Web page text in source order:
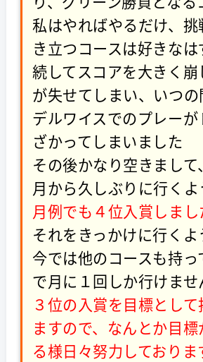
私はやればやるだけ、挑
き立つコースは好きな
続してスコアを大きく崩
が失せてしまい、いつ
デルワイスでのプレー
ざかってしまいました
その後かなり空きまして
月から久しぶりに行くよ
月例でも４位入賞しまし
それをきっかけに行くよ
今では他のコースも持
で月に１回しか行けませ
３位の入賞を目標として
ますので、なんとか目
る様日々努力しておりま